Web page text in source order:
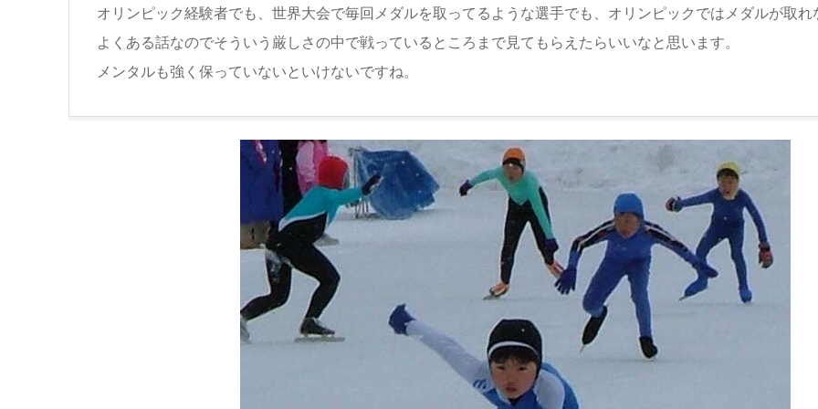
オリンピック経験者でも、世界大会で毎回メダルを取ってるような選手でも、オリンピックではメダルが取れ
よくある話なのでそういう厳しさの中で戦っているところまで見てもらえたらいいなと思います。
メンタルも強く保っていないといけないですね。